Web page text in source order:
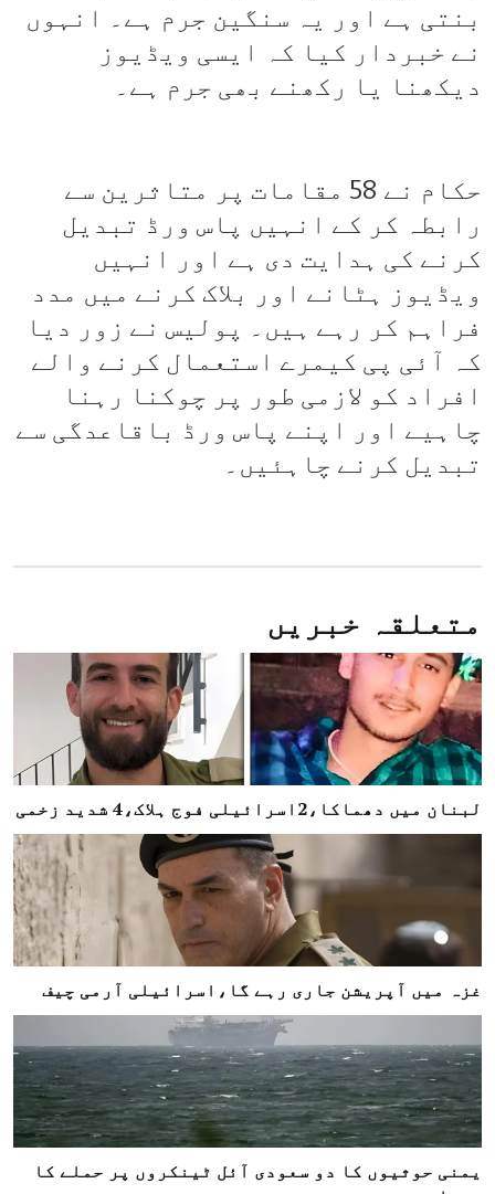
بنتی ہے اور یہ سنگین جرم ہے۔ انہوں
نے خبردار کیا کہ ایسی ویڈیوز
دیکھنا یا رکھنے بھی جرم ہے۔
حکام نے 58 مقامات پر متاثرین سے
رابطہ کر کے انہیں پاس ورڈ تبدیل
کرنے کی ہدایت دی ہے اور انہیں
ویڈیوز ہٹانے اور بلاک کرنے میں مدد
فراہم کر رہے ہیں۔ پولیس نے زور دیا
کہ آئی پی کیمرے استعمال کرنے والے
افراد کو لازمی طور پر چوکنا رہنا
چاہیے اور اپنے پاس ورڈ باقاعدگی سے
تبدیل کرنے چاہئیں۔
متعلقہ خبریں
لبنان میں دھماکا،2اسرائیلی فوج ہلاک،4 شدید زخمی
غزہ میں آپریشن جاری رہے گا،اسرائیلی آرمی چیف
یمنی حوثیوں کا دو سعودی آئل ٹینکروں پر حملے کا